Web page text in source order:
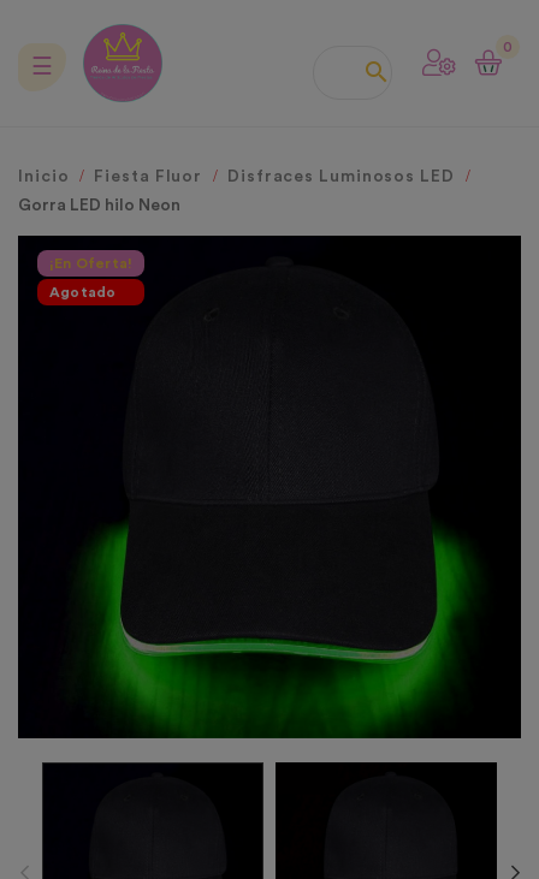

0
Navegación
☰
Inicio Fiesta Fluor
Disfraces Luminosos LED
Gorra LED hilo Neon
¡En Oferta!
Agotado